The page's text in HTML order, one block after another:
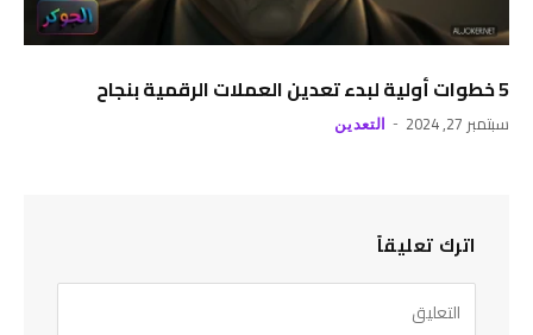
5 خطوات أولية لبدء تعدين العملات الرقمية بنجاح
سبتمبر 27, 2024 التعدين
اترك تعليقاً